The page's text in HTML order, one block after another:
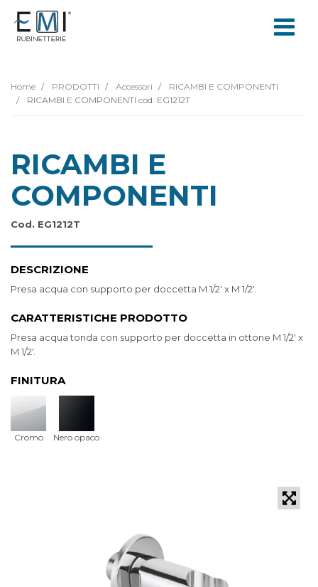
Home PRODOTTI Accessori
RICAMBI E COMPONENTI
RICAMBI E COMPONENTI cod. EG1212T
RICAMBI E
COMPONENTI
Cod. EG1212T
DESCRIZIONE
Presa acqua con supporto per doccetta M 1/2' x M 1/2'.
CARATTERISTICHE PRODOTTO
Presa acqua tonda con supporto per doccetta in ottone M 1/2' x
M 1/2'.
FINITURA
Cromo Nero opaco